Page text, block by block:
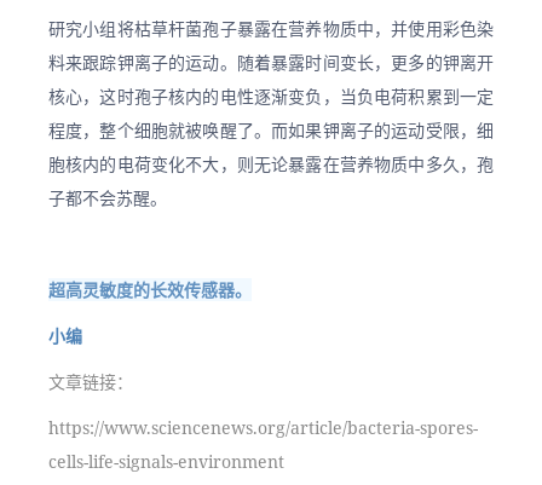
研究小组将枯草杆菌孢子暴露在营养物质中，并使用彩色染
料来跟踪钾离子的运动。随着暴露时间变长，更多的钾离开
核心，这时孢子核内的电性逐渐变负，当负电荷积累到一定
程度，整个细胞就被唤醒了。而如果钾离子的运动受限，细
胞核内的电荷变化不大，则无论暴露在营养物质中多久，孢
子都不会苏醒。
超高灵敏度的长效传感器。
小编
文章链接：
https://www.sciencenews.org/article/bacteria-spores-
cells-life-signals-environment